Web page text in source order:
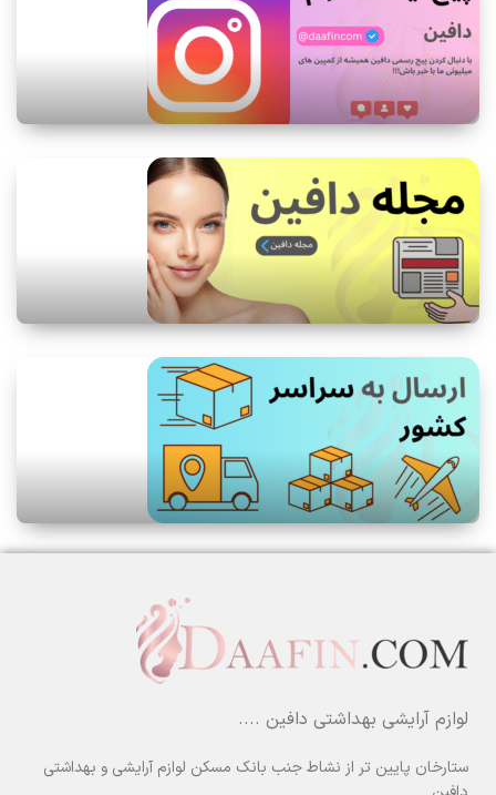
لوازم آرایشی بهداشتی دافین ....
ستارخان پایین تر از نشاط جنب بانک مسکن لوازم آرایشی و بهداشتی